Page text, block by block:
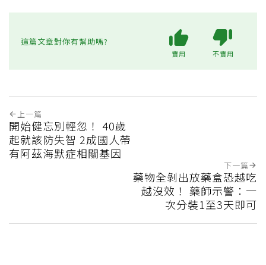
這篇文章對你有幫助嗎?
實用 不實用
上一篇
開始健忘別輕忽！ 40歲
起就該防失智 2成國人帶
有阿茲海默症相關基因
下一篇
藥物全剝出放藥盒恐越吃
越沒效！ 藥師示警：一
次分裝1至3天即可